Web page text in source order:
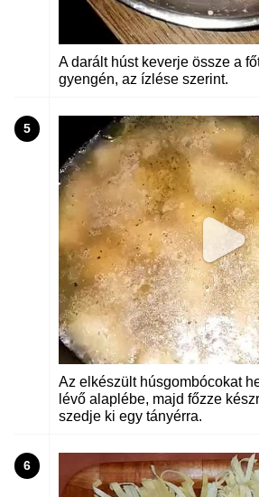
A darált húst keverje össze a
gyengén, az ízlése szerint.
5
Az elkészült húsgombócokat
lévő alaplébe, majd főzze
szedje ki egy tányérra.
6